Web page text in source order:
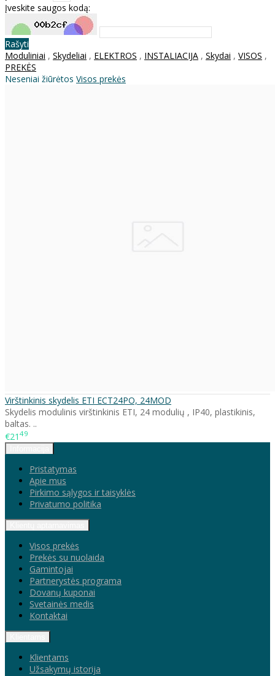
Įveskite saugos kodą:
Rašyti
Moduliniai , Skydeliai , ELEKTROS , INSTALIACIJA , Skydai , VISOS ,
PREKĖS
Neseniai žiūrėtos Visos prekės
Virštinkinis skydelis ETI ECT24PO, 24MOD
Skydelis modulinis virštinkinis ETI, 24 modulių , IP40, plastikinis,
baltas. ..
€21 49
Pristatymas
Apie mus
Pirkimo sąlygos ir taisyklės
Privatumo politika
Visos prekės
Prekės su nuolaida
Gamintojai
Partnerystės programa
Dovanų kuponai
Svetainės medis
Kontaktai
Klientams
Užsakymų istorija